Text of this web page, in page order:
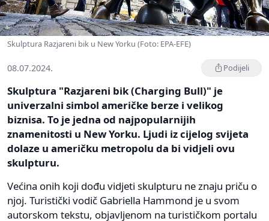
Skulptura Razjareni bik u New Yorku (Foto: EPA-EFE)
08.07.2024. Podijeli
Skulptura "Razjareni bik (Charging Bull)" je
univerzalni simbol američke berze i velikog
biznisa. To je jedna od najpopularnijih
znamenitosti u New Yorku. Ljudi iz cijelog svijeta
dolaze u američku metropolu da bi vidjeli ovu
skulpturu.
Većina onih koji dođu vidjeti skulpturu ne znaju priču o
njoj. Turistički vodič Gabriella Hammond je u svom
autorskom tekstu, objavljenom na turističkom portalu